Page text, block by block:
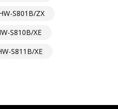
S801B/ZX
S810B/XE
S811B/XE